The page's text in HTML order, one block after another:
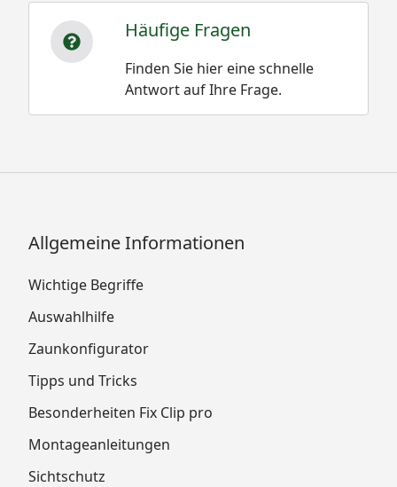
Häufige Fragen
Finden Sie hier eine schnelle
Antwort auf Ihre Frage.
Allgemeine Informationen
Wichtige Begriffe
Auswahlhilfe
Zaunkonfigurator
Tipps und Tricks
Besonderheiten Fix Clip pro
Montageanleitungen
Sichtschutz